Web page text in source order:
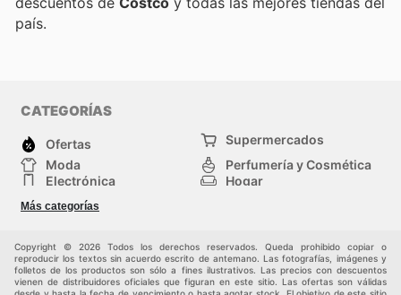
país.
CATEGORÍAS
Ofertas
Supermercados
Moda
Perfumería y Cosmética
Electrónica
Hogar
Deporte
Juguetes y bebés
Más categorías
Copyright © 2026 Todos los derechos reservados. Queda prohibido copiar o
reproducir los textos sin acuerdo escrito de antemano. Las fotografías, imágenes y
folletos de los productos son sólo a fines ilustrativos. Las precios con descuentos
vienen de distribuidores oficiales que figuran en este sitio. Las ofertas son válidas
desde y hasta la fecha de vencimiento o hasta agotar stock. El objetivo de este sitio